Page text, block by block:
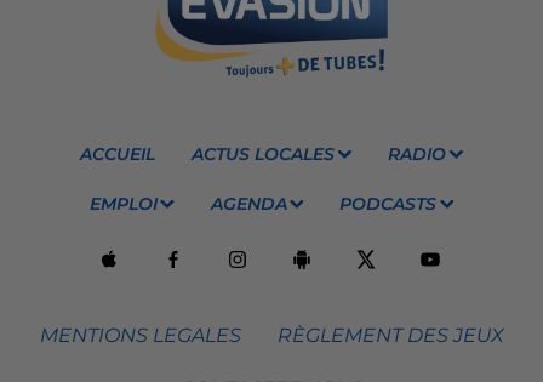
ACCUEIL ACTUS LOCALES RADIO
EMPLOI AGENDA PODCASTS
MENTIONS LEGALES RÈGLEMENT DES JEUX